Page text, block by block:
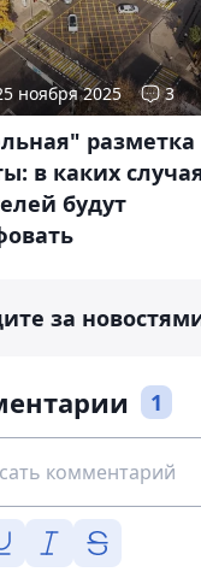
ноября 2025 3
разметка
в каких
будут
за
1